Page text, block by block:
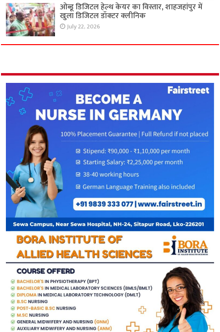
ओब्डू डिजिटल हेल्थ केयर का विस्तार, शाहजहांपुर में
खुला डिजिटल डॉक्टर क्लीनिक
July 22, 2026